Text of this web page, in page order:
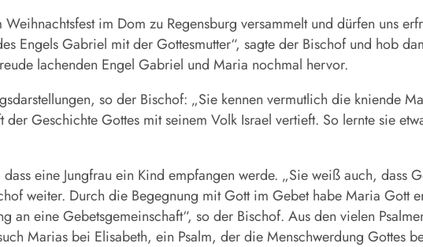
im Dom zu Regensburg versammelt und dürfen uns
Engels Gabriel mit der Gottesmutter“, sagte der Bischof und hob
lachenden Engel Gabriel und Maria nochmal hervor.
so der Bischof: „Sie kennen vermutlich die kniende
Geschichte Gottes mit seinem Volk Israel vertieft. So lernte sie
eine Jungfrau ein Kind empfangen werde. „Sie weiß auch, dass
weiter. Durch die Begegnung mit Gott im Gebet habe Maria Gott
an eine Gebetsgemeinschaft“, so der Bischof. Aus den vielen
Marias bei Elisabeth, ein Psalm, der die Menschwerdung Gottes